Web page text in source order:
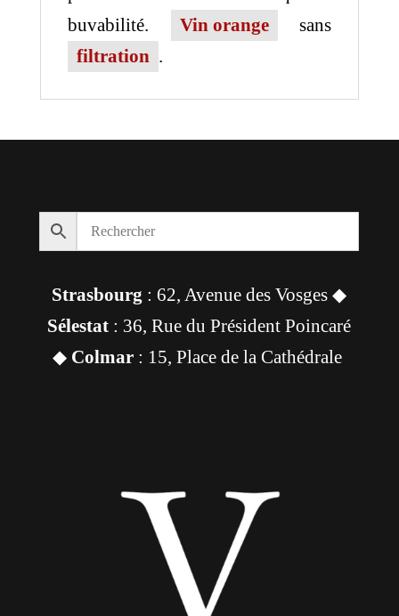
buvabilité.
Vin orange
sans
filtration .
Strasbourg : 62, Avenue des Vosges ◆
Sélestat : 36, Rue du Président Poincaré
◆ Colmar: 15, Place de la Cathédrale